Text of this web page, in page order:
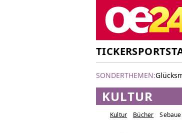
TICKERSPORT
SONDERTHEMEN:
KULTUR
Kultur Bücher